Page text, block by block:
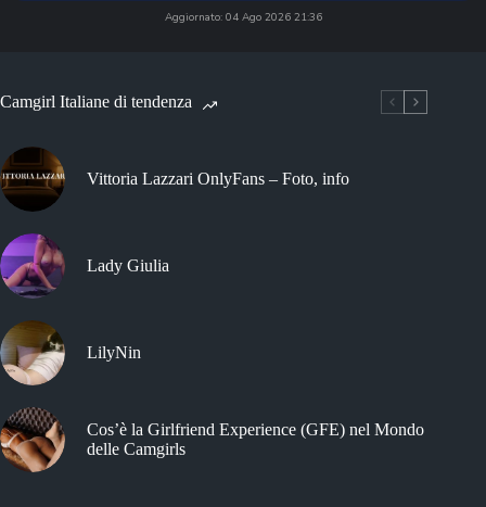
Aggiornato: 04 Ago 2026 21:36
Camgirl Italiane di tendenza
Vittoria Lazzari OnlyFans – Foto, info
Lady Giulia
LilyNin
Cos’è la Girlfriend Experience (GFE) nel Mondo
delle Camgirls